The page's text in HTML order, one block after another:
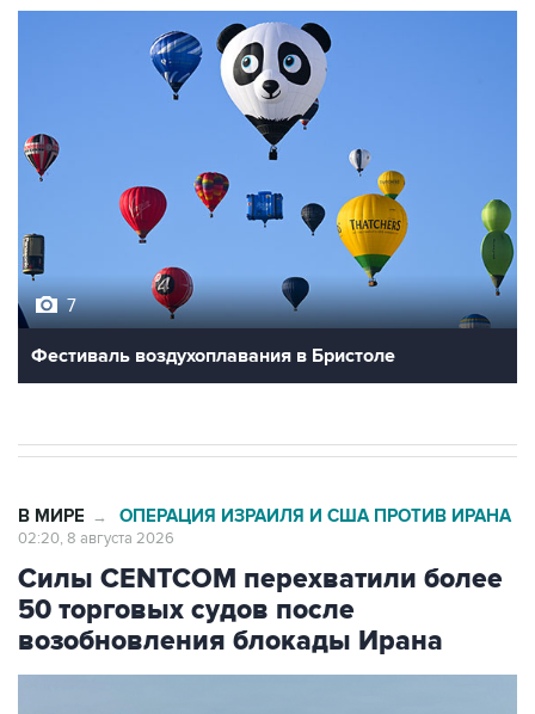
Фестиваль воздухоплавания в Бристоле
Силы CENTCOM перехватили более
50 торговых судов после
возобновления блокады Ирана